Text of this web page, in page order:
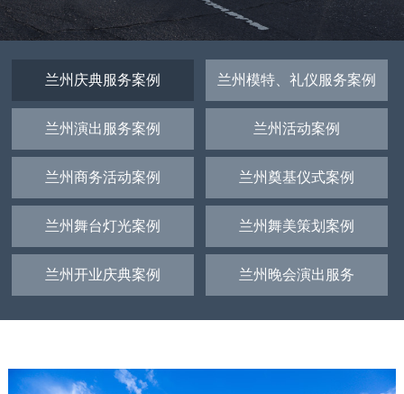
兰州庆典服务案例 兰州模特、礼仪服务案例
兰州演出服务案例 兰州活动案例
兰州商务活动案例 兰州奠基仪式案例
兰州舞台灯光案例 兰州舞美策划案例
兰州开业庆典案例 兰州晚会演出服务